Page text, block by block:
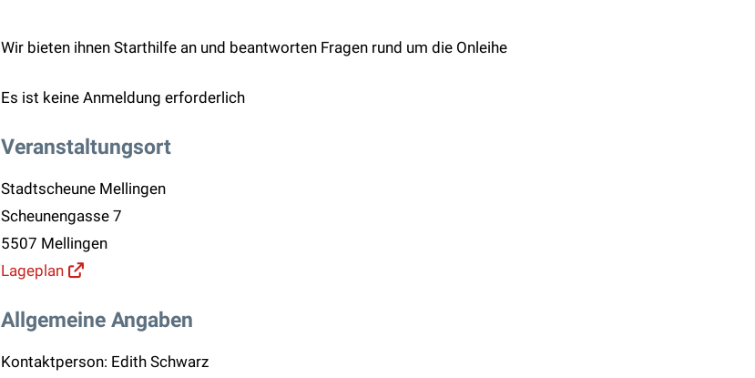
Wir bieten ihnen Starthilfe an und beantworten Fragen rund um die Onleihe
Es ist keine Anmeldung erforderlich
Veranstaltungsort
Stadtscheune Mellingen
Scheunengasse 7
5507 Mellingen
Lageplan
Allgemeine Angaben
Kontaktperson: Edith Schwarz